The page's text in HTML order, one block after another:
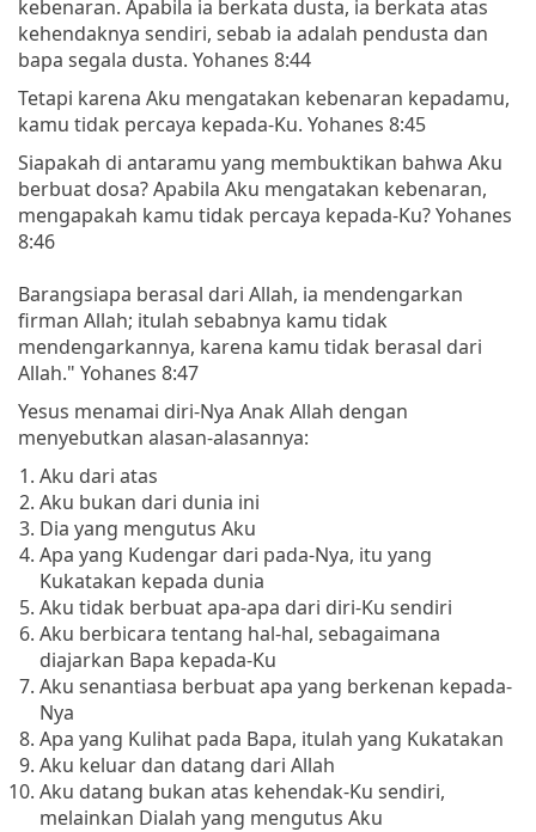
kebenaran. Apabila ia berkata dusta, ia berkata atas
kehendaknya sendiri, sebab ia adalah pendusta dan
bapa segala dusta. Yohanes 8:44
Tetapi karena Aku mengatakan kebenaran kepadamu,
kamu tidak percaya kepada-Ku. Yohanes 8:45
Siapakah di antaramu yang membuktikan bahwa Aku
berbuat dosa? Apabila Aku mengatakan kebenaran,
mengapakah kamu tidak percaya kepada-Ku? Yohanes
8:46
Barangsiapa berasal dari Allah, ia mendengarkan
firman Allah; itulah sebabnya kamu tidak
mendengarkannya, karena kamu tidak berasal dari
Allah." Yohanes 8:47
Yesus menamai diri-Nya Anak Allah dengan
menyebutkan alasan-alasannya:
Aku dari atas
Aku bukan dari dunia ini
Dia yang mengutus Aku
Apa yang Kudengar dari pada-Nya, itu yang
Kukatakan kepada dunia
Aku tidak berbuat apa-apa dari diri-Ku sendiri
Aku berbicara tentang hal-hal, sebagaimana
diajarkan Bapa kepada-Ku
Aku senantiasa berbuat apa yang berkenan kepada-
Nya
Apa yang Kulihat pada Bapa, itulah yang Kukatakan
Aku keluar dan datang dari Allah
Aku datang bukan atas kehendak-Ku sendiri,
melainkan Dialah yang mengutus Aku